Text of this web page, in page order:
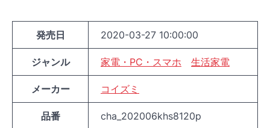
発売日 2020-03-27 10:00:00
ジャンル 家電・PC・スマホ 生活家電
メーカー コイズミ
品番 cha_202006khs8120p